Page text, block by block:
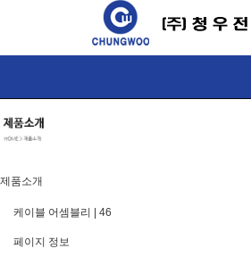
제품소개
케이블 어셈블리 | 46
페이지 정보